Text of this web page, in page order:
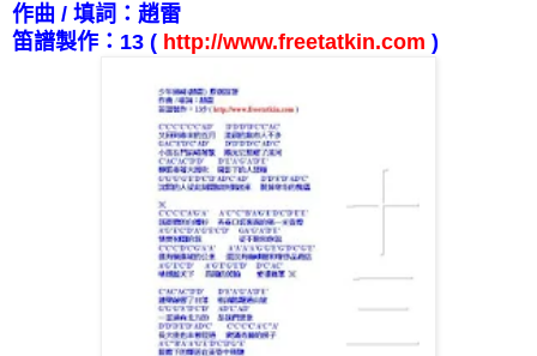
作曲 / 填詞：趙雷
笛譜製作： 13 ( http://www.freetatkin.com )